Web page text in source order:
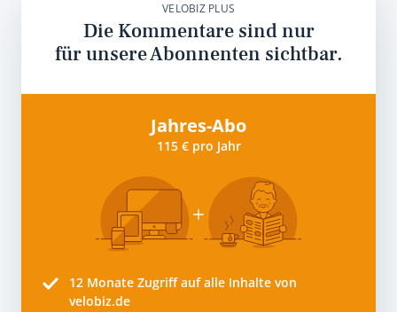
VELOBIZ PLUS
Die Kommentare sind nur
für unsere Abonnenten sichtbar.
Jahres-Abo
115 € pro Jahr
12 Monate Zugriff auf alle Inhalte von
velobiz.de